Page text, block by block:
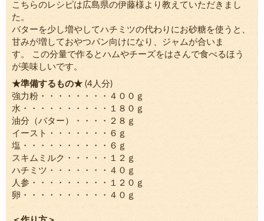
こちらのレシピは広島県の伊藤様より教えていただきまし
た。
バターを少し増やしてハチミツの代わりにお砂糖を使うと、
甘みが増しておやつパン向けになり、ジャムが合いま
す。 この分量で作るとハムやチーズをはさんで食べるほう
が美味しいです。
★準備するもの★ (4人分)
強力粉・・・・・・・・４００ｇ
水・・・・・・・・・・１８０ｇ
油分（バター）・・・・２８ｇ
イースト・・・・・・・６ｇ
塩・・・・・・・・・・６ｇ
スキムミルク・・・・・１２ｇ
ハチミツ・・・・・・・４０ｇ
人参・・・・・・・・・１２０ｇ
卵・・・・・・・・・・４０ｇ